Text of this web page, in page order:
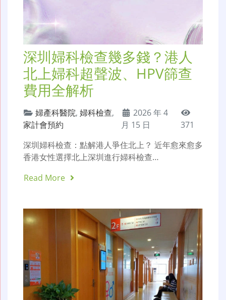
深圳婦科檢查幾多錢？港人
北上婦科超聲波、HPV篩查
費用全解析
婦產科醫院, 婦科檢查,
家計會預約
2026 年 4
月 15 日
371
深圳婦科檢查：點解港人爭住北上？ 近年愈來愈多
香港女性選擇北上深圳進行婦科檢查…
Read More